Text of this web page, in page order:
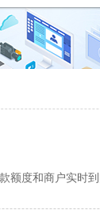
额度和商户实